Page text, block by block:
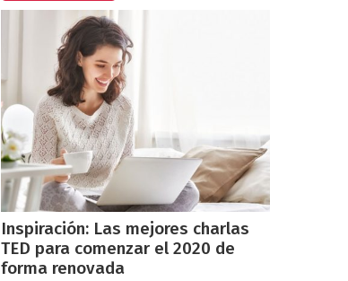
Inspiración: Las mejores charlas
TED para comenzar el 2020 de
forma renovada